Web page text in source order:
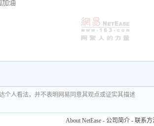
个人看法，并不表明网易同意其观点或证实其描述
About NetEase - 公司简介 - 联系方